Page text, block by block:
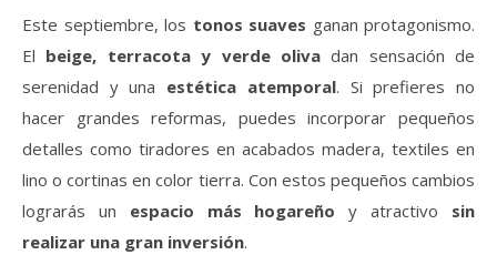
Este septiembre, los tonos suaves ganan protagonismo.
El beige, terracota y verde olivadan sensación de
serenidad y una estética atemporal. Si prefieres no
hacer grandes reformas, puedes incorporar pequeños
detalles como tiradores en acabados madera, textiles en
lino o cortinas en color tierra. Con estos pequeños cambios
lograrás un espacio más hogareño y atractivo sin
realizar una gran inversión.